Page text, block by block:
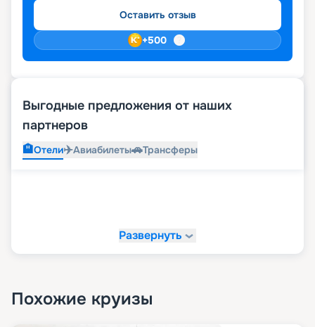
Оставить отзыв
+500
Выгодные предложения от наших
партнеров
🏨Отели✈️Авиабилеты🚗Трансферы
Развернуть
Похожие круизы